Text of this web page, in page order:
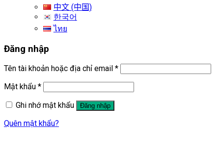
中文 (中国)
한국어
ไทย
Đăng nhập
Tên tài khoản hoặc địa chỉ email *
Mật khẩu *
Ghi nhớ mật khẩu
Đăng nhập
Quên mật khẩu?